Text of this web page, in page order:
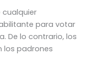
cualquier
para votar
De lo contrario, los
los padrones